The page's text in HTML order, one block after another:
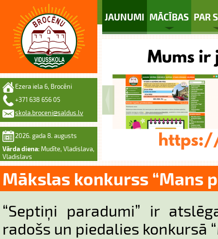
JAUNUMI MĀCĪBAS PAR
Ezera iela 6, Brocēni
+371 638 656 05
skola.broceni@saldus.lv
2026. gada 8. augusts
Vārda diena: Mudīte, Vladislava,
Vladislavs
Mākslas konkurss “Mans
“Septiņi paradumi” ir
radošs un piedalies konkursā